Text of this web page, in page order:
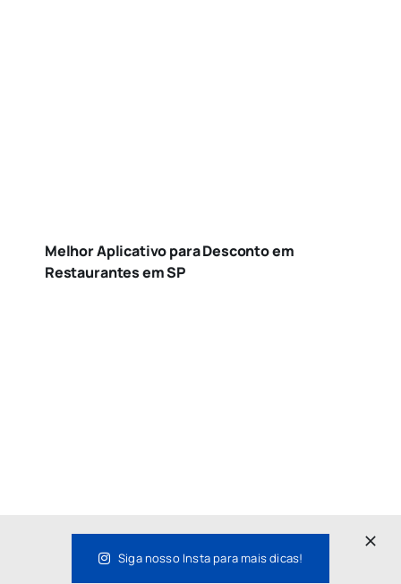
Melhor Aplicativo para Desconto em
Restaurantes em SP
Siga nosso Insta para mais dicas!